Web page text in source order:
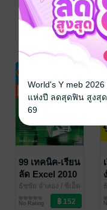
Office 2007
ธัชชัย จำลอง/ ซีเอ็ด
ยูเคชั่น
คอมพิวเตอร์
99 เทคนิค-เรียน
ลัด Excel 2010
ธัชชัย จำลอง / ซีเอ็ด
คอมพิวเตอร์
No Rating
World's Y meb
แห่งปี ลดสุดฟิน สูงสุด
69